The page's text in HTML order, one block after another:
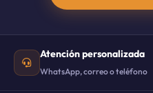
Atención personalizada
WhatsApp, correo o teléfono